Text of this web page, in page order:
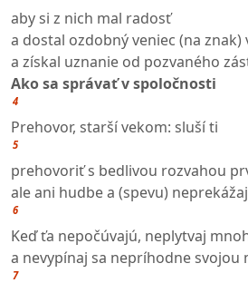
aby si z nich mal radosť
a dostal ozdobný veniec (na znak)
a získal uznanie od pozvaného
Ako sa správať v spoločnosti
4
Prehovor, starší vekom: sluší ti
5
prehovoriť s bedlivou rozvahou
ale ani hudbe a (spevu)
6
Keď ťa nepočúvajú, neplytvaj
a nevypínaj sa nepríhodne svojou
7